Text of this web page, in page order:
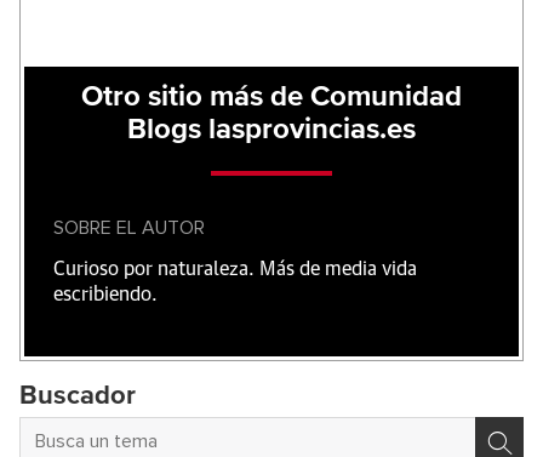
Otro sitio más de Comunidad
Blogs lasprovincias.es
SOBRE EL AUTOR
Curioso por naturaleza. Más de media vida
escribiendo.
Buscador